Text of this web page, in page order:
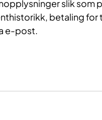
slik som
betaling for
e-post.